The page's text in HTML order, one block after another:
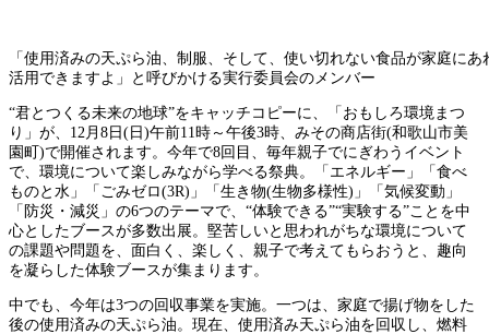
「使用済みの天ぷら油、制服、そして、使い切れない食品が家庭に
活用できますよ」と呼びかける実行委員会のメンバー
“君とつくる未来の地球”をキャッチコピーに、「おもしろ環境まつ
り」が、12月8日(日)午前11時～午後3時、みその商店街(和歌山市美
園町)で開催されます。今年で8回目、毎年親子でにぎわうイベント
で、環境について楽しみながら学べる祭典。「エネルギー」「食べ
ものと水」「ごみゼロ(3R)」「生き物(生物多様性)」「気候変動」
「防災・減災」の6つのテーマで、“体験できる”“実験する”ことを中
心としたブースが多数出展。堅苦しいと思われがちな環境について
の課題や問題を、面白く、楽しく、親子で考えてもらおうと、趣向
を凝らした体験ブースが集まります。
中でも、今年は3つの回収事業を実施。一つは、家庭で揚げ物をした
後の使用済みの天ぷら油。現在、使用済み天ぷら油を回収し、燃料